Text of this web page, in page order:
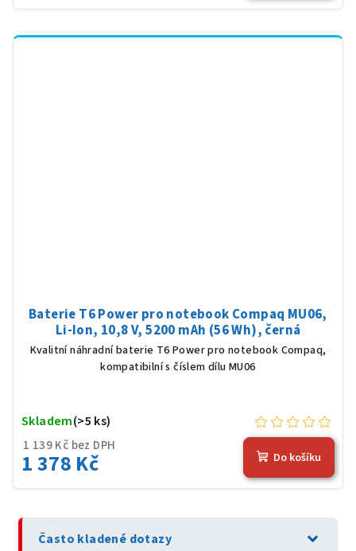
Baterie T6 Power pro notebook Compaq MU06,
Li-Ion, 10,8 V, 5200 mAh (56 Wh), černá
Kvalitní náhradní baterie T6 Power pro notebook Compaq,
kompatibilní s číslem dílu MU06
1 139 Kč bez DPH
1 378 Kč
Skladem(>5 ks)
Do košíku
Často kladené dotazy expand_more